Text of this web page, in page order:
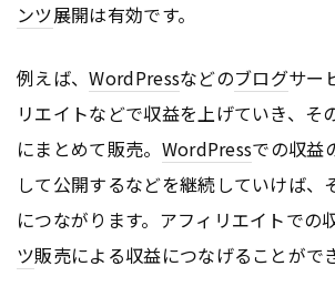
ンツ展開は有効です。
例えば、WordPressなどのブログサー
リエイトなどで収益を上げていき、
にまとめて販売。 WordPressでの収益
して公開するなどを継続していけば、
につながります。アフィリエイトでの
ツ販売による収益につなげることがで